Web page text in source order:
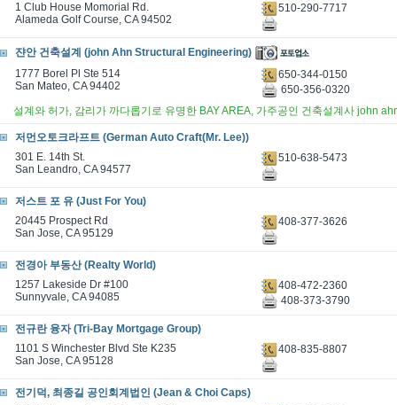
1 Club House Momorial Rd.
Alameda Golf Course, CA 94502
510-290-7717
쟌안 건축설계 (john Ahn Structural Engineering)
1777 Borel Pl Ste 514
San Mateo, CA 94402
650-344-0150
650-356-0320
설계와 허가, 감리가 까다롭기로 유명한 BAY AREA, 가주공인 건축설계사 john
저먼오토크라프트 (German Auto Craft(Mr. Lee))
301 E. 14th St.
San Leandro, CA 94577
510-638-5473
저스트 포 유 (Just For You)
20445 Prospect Rd
San Jose, CA 95129
408-377-3626
전경아 부동산 (Realty World)
1257 Lakeside Dr #100
Sunnyvale, CA 94085
408-472-2360
408-373-3790
전규란 융자 (Tri-Bay Mortgage Group)
1101 S Winchester Blvd Ste K235
San Jose, CA 95128
408-835-8807
전기덕, 최종길 공인회계법인 (Jean & Choi Caps)